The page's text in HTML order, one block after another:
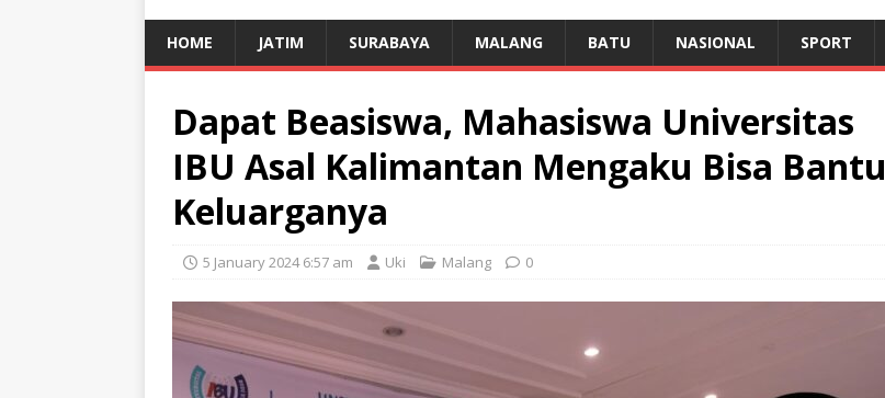
HOME JATIM SURABAYA MALANG BATU NASIONAL SPORT
Dapat Beasiswa, Mahasiswa Universitas
IBU Asal Kalimantan Mengaku Bisa Bantu
Keluarganya
5 January 2024 6:57 am Uki Malang 0